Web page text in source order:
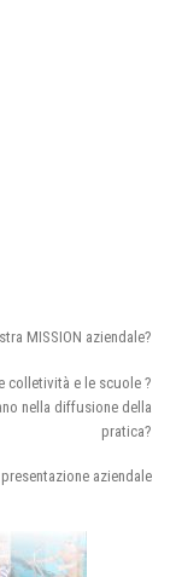
MISSION aziendale?
colletività e le scuole ?
nella diffusione della
pratica?
aziendale